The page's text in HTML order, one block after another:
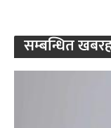
सम्बन्धित